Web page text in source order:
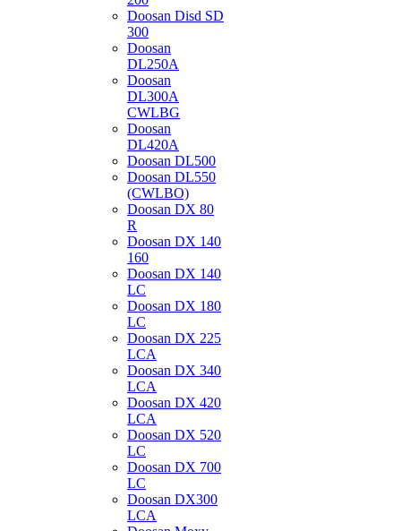
Doosan Disd SD
300
Doosan
DL250A
Doosan
DL300A
CWLBG
Doosan
DL420A
Doosan DL500
Doosan DL550
(CWLBO)
Doosan DX 80
R
Doosan DX 140
160
Doosan DX 140
LC
Doosan DX 180
LC
Doosan DX 225
LCA
Doosan DX 340
LCA
Doosan DX 420
LCA
Doosan DX 520
LC
Doosan DX 700
LC
Doosan DX300
LCA